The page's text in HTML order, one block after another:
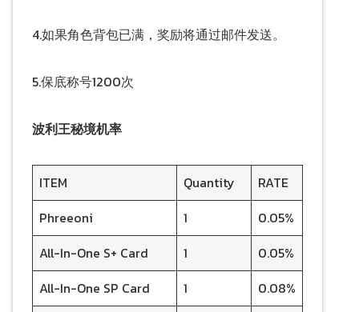
4.如果角色背包已满，奖励将通过邮件发送。
5.保底称号1200次
波利王秘境机率
ITEM Quantity
RATE
Phreeoni
1
0.05%
All-In-One S+ Card
1
0.05%
All-In-One SP Card
1
0.08%